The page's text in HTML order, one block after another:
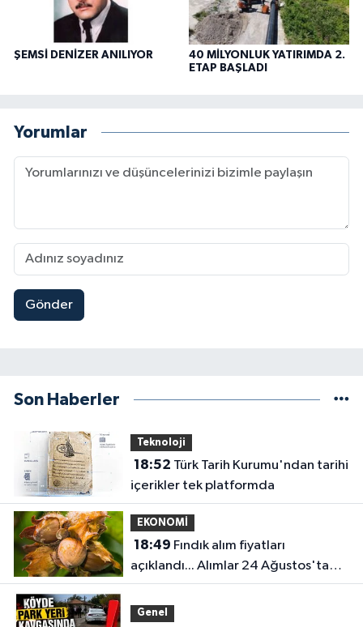
ŞEMSİ DENİZER ANILIYOR
40 MİLYONLUK YATIRIMDA 2.
ETAP BAŞLADI
Yorumlar
Gönder
Son Haberler
Teknoloji
18:52
içerikler tek platformda
EKONOMİ
18:49
açıklandı... Alımlar 24 Ağustos'ta
başlıyor
Genel